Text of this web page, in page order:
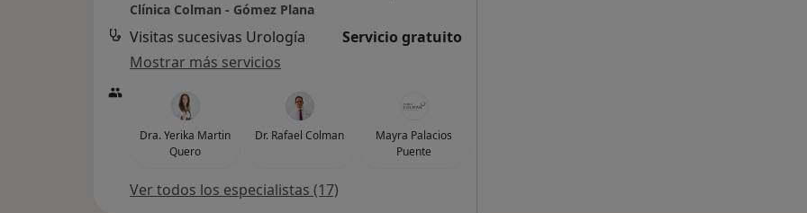
Clínica Colman - Gómez Plana
Visitas sucesivas Urología
Servicio gratuito
Mostrar más servicios
Dra. Yerika Martin
Quero
Dr. Rafael Colman
Mayra Palacios
Puente
Ver todos los especialistas (17)